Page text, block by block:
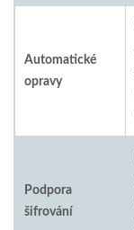
Automatické
opravy
Podpora
šifrování